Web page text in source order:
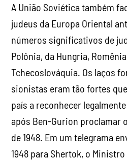
A União Soviética também
judeus da Europa Oriental
números significativos de
Polônia, da Hungria,
Tchecoslováquia. Os laços
sionistas eram tão fortes
país a reconhecer
após Ben-Gurion proclamar
de 1948. Em um telegrama
1948 para Shertok, o Ministro